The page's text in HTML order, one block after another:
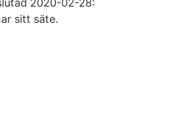
2020-02-28:
sitt säte.